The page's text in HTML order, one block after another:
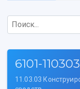
Поиск...
6101-
11.03.03